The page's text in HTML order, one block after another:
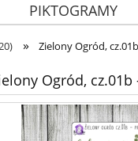
PIKTOGRAMY
KROPKI
ZESTAWY
» Zielony Ogród,
Ogród,